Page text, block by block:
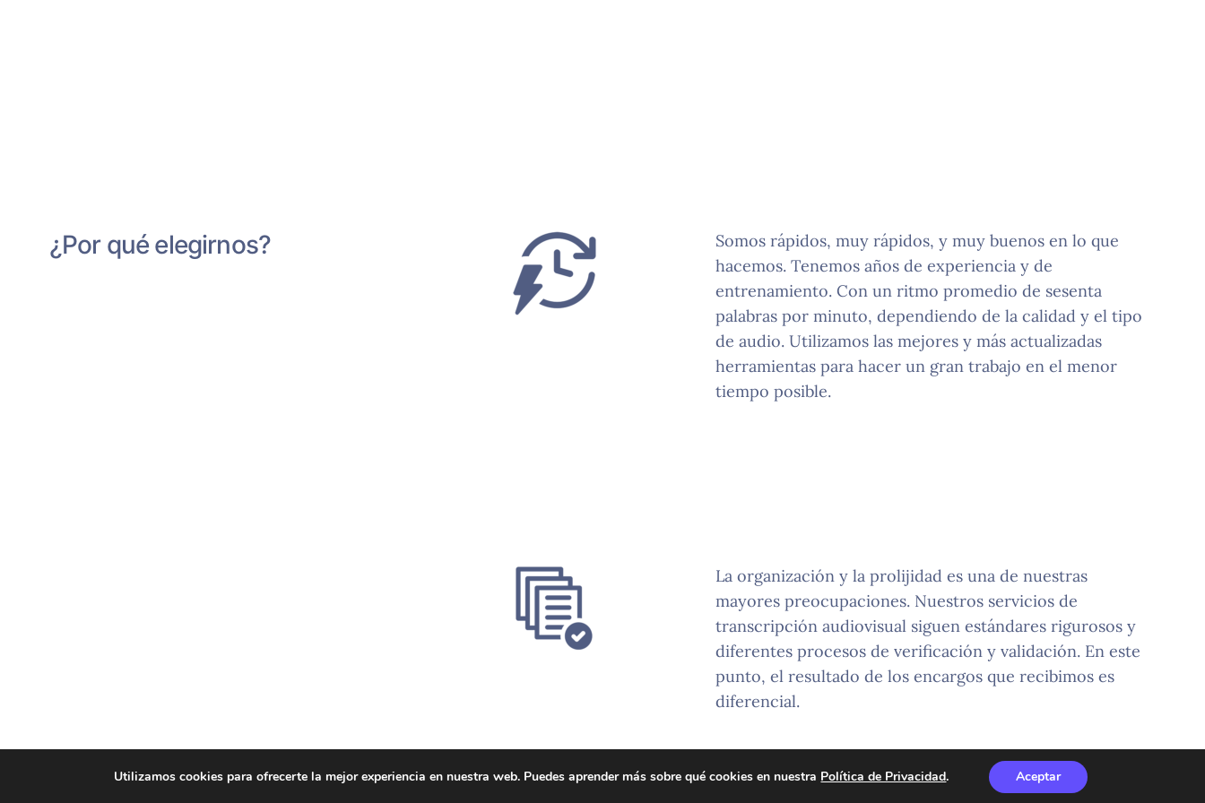
¿Por qué elegirnos?
Somos rápidos, muy rápidos, y muy buenos en lo que
hacemos. Tenemos años de experiencia y de
entrenamiento. Con un ritmo promedio de sesenta
palabras por minuto, dependiendo de la calidad y el tipo
de audio. Utilizamos las mejores y más actualizadas
herramientas para hacer un gran trabajo en el menor
tiempo posible.
La organización y la prolijidad es una de nuestras
mayores preocupaciones. Nuestros servicios de
transcripción audiovisual siguen estándares rigurosos y
diferentes procesos de verificación y validación. En este
punto, el resultado de los encargos que recibimos es
diferencial.
Utilizamos cookies para ofrecerte la mejor experiencia en nuestra web. Puedes aprender más sobre qué cookies en nuestra Política de Privacidad. Aceptar